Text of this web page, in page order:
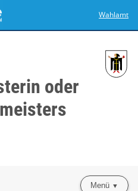
Wahlamt
oder
Menü